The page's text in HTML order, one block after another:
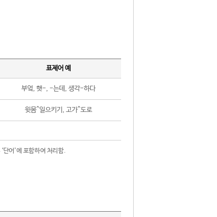
표제어 예
부엌, 햇-, -는데, 생각-하다
윗몸^일으키기, 고가^도로
단어’에 포함하여 처리함.